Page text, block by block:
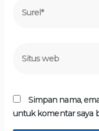
web
Simpan nama,
untuk komentar saya